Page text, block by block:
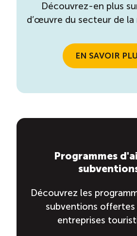
Découvrez-en plus
d’œuvre du secteur de
EN SAVOIR
Programmes
Découvrez les
subventions offertes
entreprises